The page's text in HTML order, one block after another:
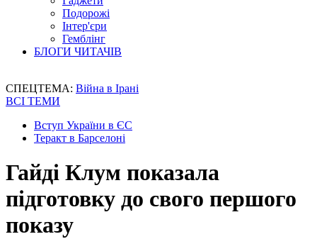
Подорожі
Інтер'єри
Гемблінг
БЛОГИ ЧИТАЧІВ
СПЕЦТЕМА: Війна в Ірані
ВСІ ТЕМИ
Вступ України в ЄС
Теракт в Барселоні
Гайді Клум показала
підготовку до свого першого
показу